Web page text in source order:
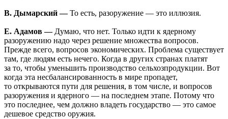
В. Дымарский —То есть, разоружение — это иллюзия.
Е. Адамов —Думаю, что нет. Только идти к ядерному
разоружению надо через решение множества вопросов.
Прежде всего, вопросов экономических. Проблема существует
там, где людям есть нечего. Когда в других странах платят
за то, чтобы уменьшить производство сельхозпродукции. Вот
когда эта несбалансированность в мире пропадет,
то открываются пути для решения, в том числе, и вопросов
разоружения и ядерного — на последнем этапе. Потому что
это последнее, чем должно владеть государство — это самое
дешевое средство оружия.